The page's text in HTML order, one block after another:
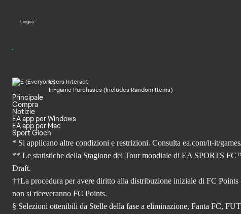
Lingua
Users Interact
In-game Purchases (Includes Random Items)
Principale
Compra
Notizie
EA app per Windows
EA app per Mac
Sport Gioch
* Si applicano altre condizioni e restrizioni. Consulta ea.com/it-it/
** Le statistiche della Stagione del Tour mondiale di EA SPORTS
Draft.
††La procedura per avere diritto alla distribuzione iniziale di FC
non si riceveranno FC Points.
§ Selezioni ottenibili da Stelle della fase a eliminazione, Fanta FC,